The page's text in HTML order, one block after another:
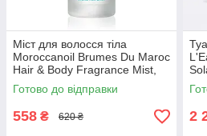
Міст для волосся тіла
Moroccanoil Brumes Du Maroc
Hair & Body Fragrance Mist,
30 ml
Готово до відправки
558 ₴ 620 ₴ 2